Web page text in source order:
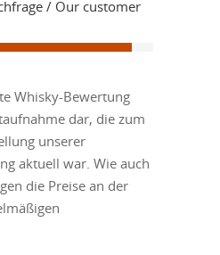
/ Our customer
Whisky-Bewertung
dar, die zum
unserer
aktuell war. Wie auch
die Preise an der